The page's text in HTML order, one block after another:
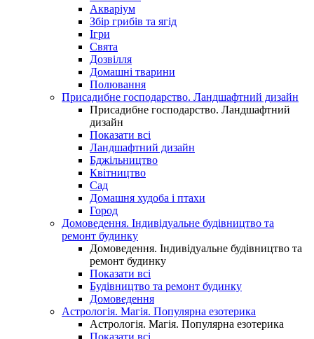
Акваріум
Збір грибів та ягід
Ігри
Свята
Дозвілля
Домашні тварини
Полювання
Присадибне господарство. Ландшафтний дизайн
Присадибне господарство. Ландшафтний
дизайн
Показати всі
Ландшафтний дизайн
Бджільництво
Квітництво
Сад
Домашня худоба і птахи
Город
Домоведення. Індивідуальне будівництво та
ремонт будинку
Домоведення. Індивідуальне будівництво та
ремонт будинку
Показати всі
Будівництво та ремонт будинку
Домоведення
Астрологія. Магія. Популярна езотерика
Астрологія. Магія. Популярна езотерика
Показати всі